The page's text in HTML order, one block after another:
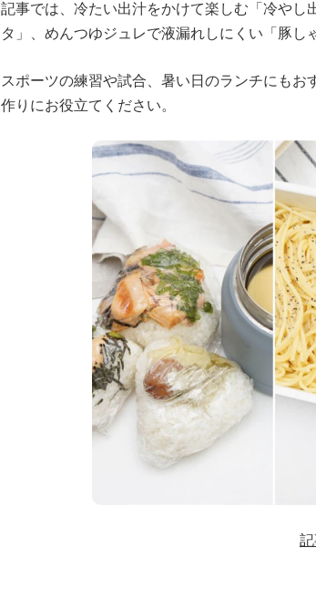
記事では、冷たい出汁をかけて楽しむ「冷やし
タ」、めんつゆジュレで液漏れしにくい「豚し
スポーツの練習や試合、暑い日のランチにも
作りにお役立てください。